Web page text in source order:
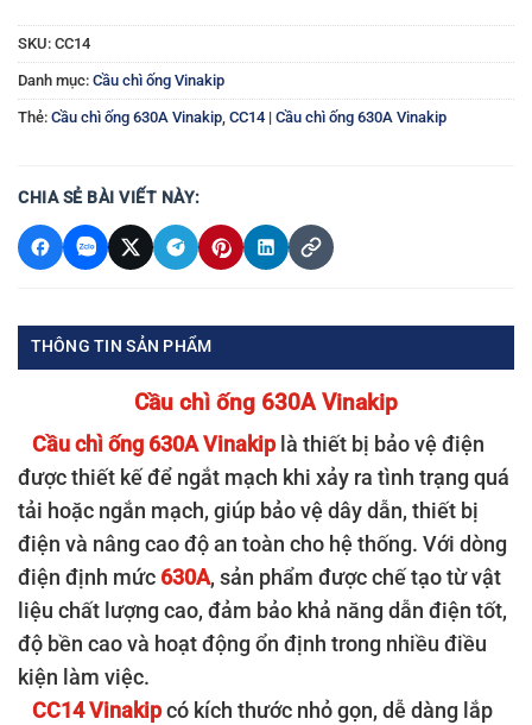
SKU: CC14
Danh mục: Cầu chì ống Vinakip
Thẻ: Cầu chì ống 630A Vinakip CC14 | Cầu chì ống 630A Vinakip
CHIA SẺ BÀI VIẾT NÀY:
THÔNG TIN SẢN PHẨM
Cầu chì ống 630A Vinakip
Cầu chì ống 630A Vinakiplà thiết bị bảo vệ điện
được thiết kế để ngắt mạch khi xảy ra tình trạng quá
tải hoặc ngắn mạch, giúp bảo vệ dây dẫn, thiết bị
điện và nâng cao độ an toàn cho hệ thống. Với dòng
điện định mức 630A, sản phẩm được chế tạo từ vật
liệu chất lượng cao, đảm bảo khả năng dẫn điện tốt,
độ bền cao và hoạt động ổn định trong nhiều điều
kiện làm việc.
CC14 Vinakipcó kích thước nhỏ gọn, dễ dàng lắp